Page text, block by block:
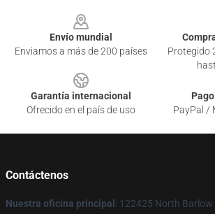
Envío mundial
Enviamos a más de 200 países
Protegido
Garantía internacional
Ofrecido en el país de uso
PayPal /
Contáctenos
Nuestra oficina principal : 122425 North Barlow